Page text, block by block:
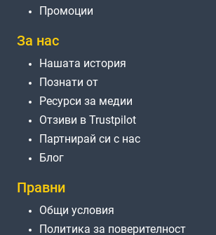
Промоции
За нас
Нашата история
Познати от
Ресурси за медии
Отзиви в Trustpilot
Партнирай си с нас
Блог
Правни
Общи условия
Политика за поверителност